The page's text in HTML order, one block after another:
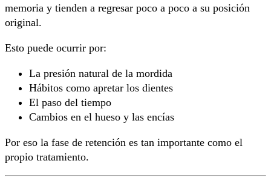
memoria y tienden a regresar poco a poco a su posición
original.
Esto puede ocurrir por:
La presión natural de la mordida
Hábitos como apretar los dientes
El paso del tiempo
Cambios en el hueso y las encías
Por eso la fase de retención es tan importante como el
propio tratamiento.